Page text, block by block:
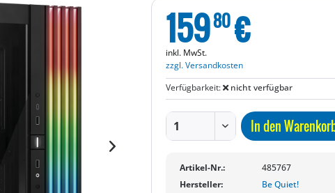
15980€
inkl. MwSt.
zzgl. Versandkosten
Verfügbarkeit:
nicht verfügbar
In den
Artikel-Nr.:
485767
Hersteller:
Be Quiet!